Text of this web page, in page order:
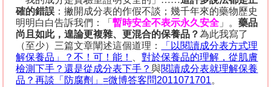
確的錯誤 ：撇開成分表的作假不談；幾千年來的藥物歷史
明明白白告訴我們：「暫時安全不表示永久安全 」。藥品
尚且如此，遑論更複雜、更混合的保養品？為此我寫了
（至少）三篇文章闡述這個道理：
「以閱讀成分表方式理
解保養品」？不！可！能！
、對於保養品的理解，從肌膚
檢測下手？還是從成分表下手？與閱讀成分表就理解保養
品？再談「防腐劑」=微博答客問2011071701。